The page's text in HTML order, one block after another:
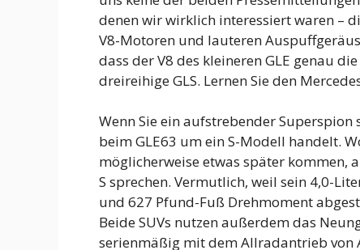
denen wir wirklich interessiert waren –
V8-Motoren und lauteren
dass der V8 des kleineren GLE genau
dreireihige GLS. Lernen Sie den
Wenn Sie ein aufstrebender
beim GLE63 um ein S-Modell handelt.
möglicherweise etwas später kommen,
S sprechen. Vermutlich, weil sein 4,0-
und 627 Pfund-Fuß Drehmoment
Beide SUVs nutzen außerdem das
serienmäßig mit dem Allradantrieb von